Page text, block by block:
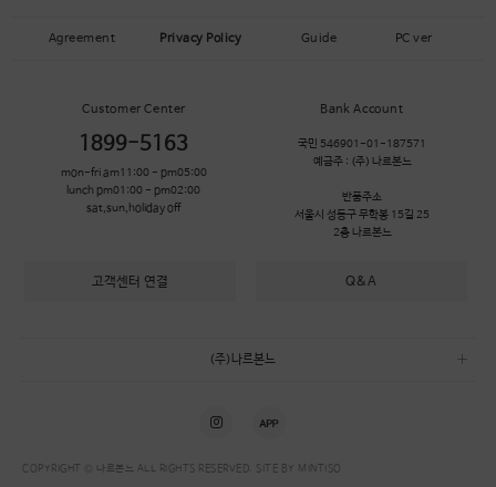
Agreement Privacy Policy Guide PC ver
Customer Center
1899-5163
mon-fri am11:00 - pm05:00
lunch pm01:00 - pm02:00
sat,sun,holiday off
Bank Account
국민 546901-01-187571
예금주 : (주) 나르본느
반품주소
서울시 성동구 무학봉 15길 25
2층 나르본느
고객센터 연결 Q&A
(주)나르본느
COPYRIGHT © 나르본느 ALL RIGHTS RESERVED. SITE BY MINTISO